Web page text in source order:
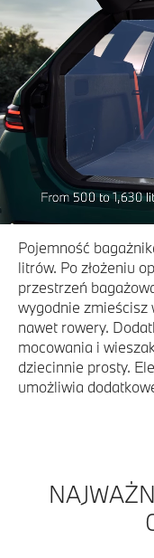
Pojemność
litrów. Po złożeniu
przestrzeń
wygodnie zmieścisz
nawet rowery.
mocowania i
dziecinnie prosty.
umożliwia